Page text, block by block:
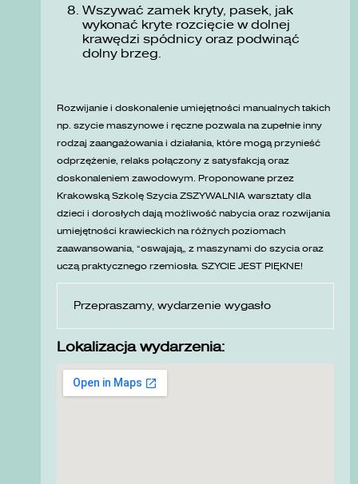
Wszywać zamek kryty, pasek, jak
wykonać kryte rozcięcie w dolnej
krawędzi spódnicy oraz podwinąć
dolny brzeg.
Rozwijanie i doskonalenie umiejętności manualnych takich
np. szycie maszynowe i ręczne pozwala na zupełnie inny
rodzaj zaangażowania i działania, które mogą przynieść
odprzężenie, relaks połączony z satysfakcją oraz
doskonaleniem zawodowym. Proponowane przez
Krakowską Szkolę Szycia ZSZYWALNIA warsztaty dla
dzieci i dorosłych dają możliwość nabycia oraz rozwijania
umiejętności krawieckich na różnych poziomach
zaawansowania, „oswajają” z maszynami do szycia oraz
uczą praktycznego rzemiosła. SZYCIE JEST PIĘKNE!
Przepraszamy, wydarzenie wygasło
Lokalizacja wydarzenia: